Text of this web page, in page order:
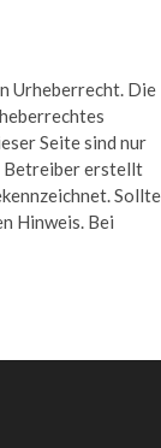
Urheberrecht. Die
Seite sind nur
Betreiber erstellt
Hinweis. Bei